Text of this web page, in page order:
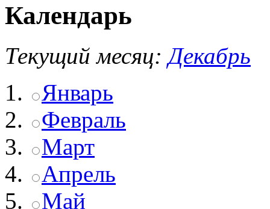
Календарь
Текущий месяц: Декабрь
Январь
Февраль
Март
Апрель
Май